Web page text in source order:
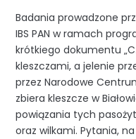
Badania prowadzone
IBS PAN w ramach
krótkiego dokumentu
kleszczami, a jelenie
przez Narodowe
zbiera kleszcze w
powiązania tych
oraz wilkami. Pytania,